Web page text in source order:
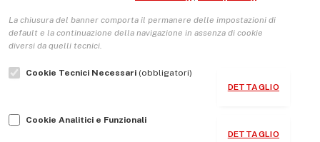
Le Copertine
L’Associazione
Indirizzo Socio Politico Culturale
Guida per le autrici e gli autori
La chiusura del banner comporta il permanere delle impostazioni di
default e la continuazione della navigazione in assenza di cookie
diversi da quelli tecnici.
Cookie Tecnici Necessari (obbligatori)
DETTAGLIO
Cookie Analitici e Funzionali
DETTAGLIO